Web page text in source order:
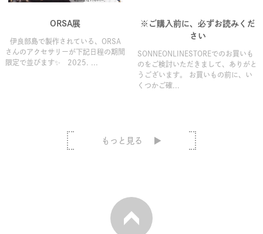
ORSA展
伊良部島で製作されている、ORSA
さんのアクセサリーが下記日程の期間
限定で並びます✨ 2025. ...
※ご購入前に、必ずお読みくだ
さい
SONNEONLINESTOREでのお買いも
のをご検討いただきまして、ありがと
うございます。 お買いもの前に、い
くつかご確...
もっと見る